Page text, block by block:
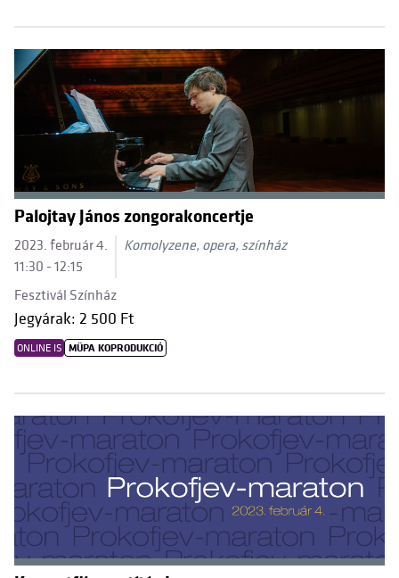
Palojtay János zongorakoncertje
2023. február 4.
11:30 - 12:15
Komolyzene, opera, színház
Fesztivál Színház
Jegyárak: 2 500 Ft
ONLINE IS MÜPA KOPRODUKCIÓ